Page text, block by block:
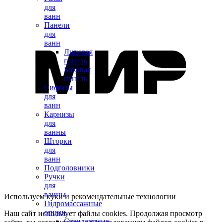
для
ванн
Панели
для
ванн
Лицевая
панель
Боковая
панель
Сифоны
для
ванн
Карнизы
для
ванны
Шторки
для
ванн
Подголовники
Ручки
для
ванны
Гидромассажные
опции
Используем куки и рекомендательные технологии
Наш сайт использует файлы cookies. Продолжая просмотр